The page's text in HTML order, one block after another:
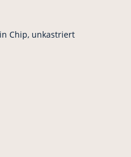
Chip, unkastriert